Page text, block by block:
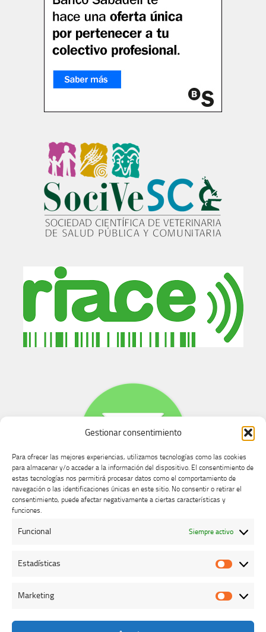
Gestionar consentimiento
Para ofrecer las mejores experiencias, utilizamos tecnologías como las cookies
para almacenar y/o acceder a la información del dispositivo. El consentimiento de
estas tecnologías nos permitirá procesar datos como el comportamiento de
navegación o las identificaciones únicas en este sitio. No consentir o retirar el
consentimiento, puede afectar negativamente a ciertas características y
funciones.
Funcional Siempre activo
Estadísticas
Marketing
Buzón de dudas, quejas y sugerencias